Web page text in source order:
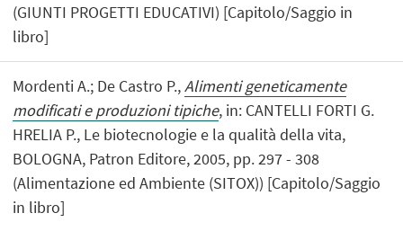
(GIUNTI PROGETTI EDUCATIVI) [Capitolo/Saggio in
libro]
Mordenti A.; De Castro P.,Alimenti geneticamente
modificati e produzioni tipiche, in: CANTELLI FORTI G.
HRELIA P., Le biotecnologie e la qualità della vita,
BOLOGNA, Patron Editore, 2005, pp. 297 - 308
(Alimentazione ed Ambiente (SITOX)) [Capitolo/Saggio
in libro]